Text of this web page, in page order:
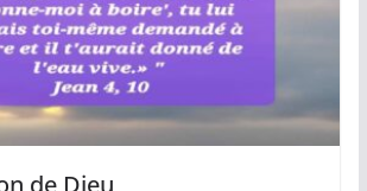
de Dieu